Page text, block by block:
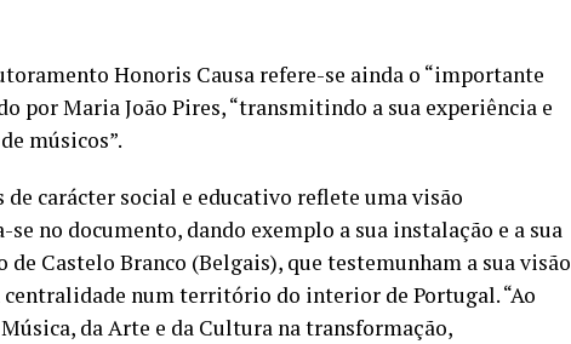
Honoris Causa refere-se ainda o “importante
por Maria João Pires, “transmitindo a sua experiência e
músicos”.
carácter social e educativo reflete uma visão
no documento, dando exemplo a sua instalação e a sua
Castelo Branco (Belgais), que testemunham a sua visão
centralidade num território do interior de Portugal. “Ao
da Arte e da Cultura na transformação,